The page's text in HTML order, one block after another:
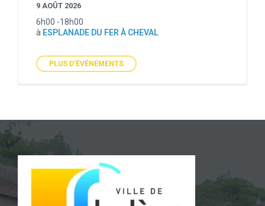
9 AOÛT 2026
6h00 -18h00
à ESPLANADE DU FER À CHEVAL
PLUS D'ÉVÉNEMENTS